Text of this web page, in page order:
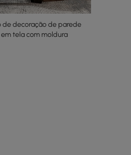
decoração de parede
tela com moldura